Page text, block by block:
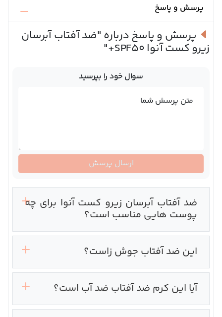
پرسش و پاسخ
پرسش و پاسخ درباره "ضد آفتاب آبرسان
زیرو کست آنوا SPF50+"
ضد آفتاب آبرسان زیرو کست آنوا برای چه
پوست هایی مناسب است؟
این ضد آفتاب جوش زاست؟
آیا این کرم ضد آفتاب ضد آب است؟
سوال خود را بپرسید
متن پرسش شما
ارسال پرسش